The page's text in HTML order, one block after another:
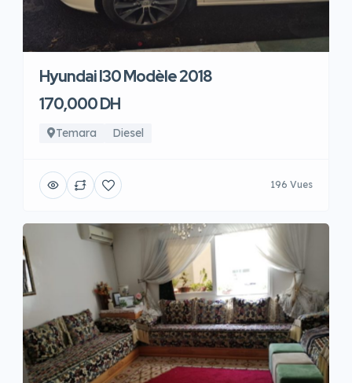
Hyundai I30 Modèle 2018
170,000 DH
Temara Diesel
196 Vues